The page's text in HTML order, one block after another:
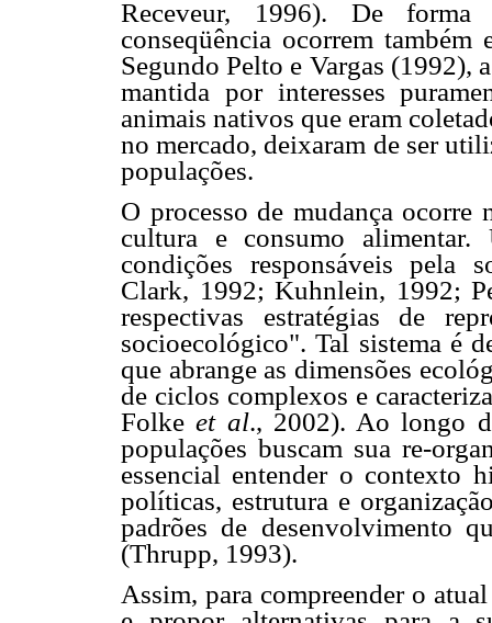
Receveur, 1996). De forma
conseqüência ocorrem
Segundo Pelto e Vargas (1992),
mantida por interesses
animais nativos que eram
no mercado, deixaram de ser
populações.
O processo de mudança
cultura e consumo
condições responsáveis pela
Clark, 1992; Kuhnlein, 1992;
respectivas estratégias de
socioecológico". Tal sistema é
que abrange as dimensões
de ciclos complexos e
Folkeet al., 2002). Ao longo
populações buscam sua re-
essencial entender o contexto
políticas, estrutura e
padrões de desenvolvimento
(Thrupp, 1993).
Assim, para compreender o